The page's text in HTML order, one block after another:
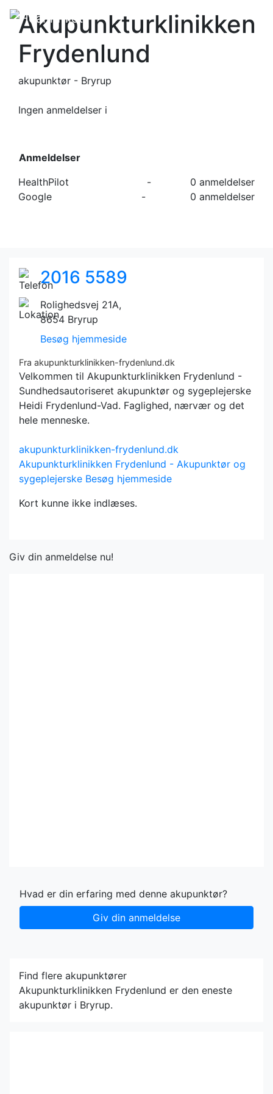
Akupunkturklinikken
Frydenlund
akupunktør - Bryrup
Ingen anmeldelser i
Anmeldelser
HealthPilot
-
0 anmeldelser
Google
- 0 anmeldelser
2016 5589
Rolighedsvej 21A,
8654 Bryrup
Besøg hjemmeside
Fra akupunkturklinikken-frydenlund.dk
Velkommen til Akupunkturklinikken Frydenlund -
Sundhedsautoriseret akupunktør og sygeplejerske
Heidi Frydenlund-Vad. Faglighed, nærvær og det
hele menneske.
akupunkturklinikken-frydenlund.dk
Akupunkturklinikken Frydenlund - Akupunktør og
sygeplejerske Besøg hjemmeside
Kort kunne ikke indlæses.
Giv din anmeldelse nu!
Hvad er din erfaring med denne akupunktør?
Giv din anmeldelse
Find flere akupunktører
Akupunkturklinikken Frydenlund er den eneste
akupunktør i Bryrup.